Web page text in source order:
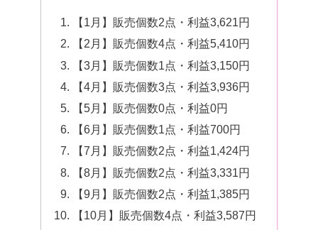
【1月】販売個数2点・利益3,621円
【2月】販売個数4点・利益5,410円
【3月】販売個数1点・利益3,150円
【4月】販売個数3点・利益3,936円
【5月】販売個数0点・利益0円
【6月】販売個数1点・利益700円
【7月】販売個数2点・利益1,424円
【8月】販売個数2点・利益3,331円
【9月】販売個数2点・利益1,385円
【10月】販売個数4点・利益3,587円